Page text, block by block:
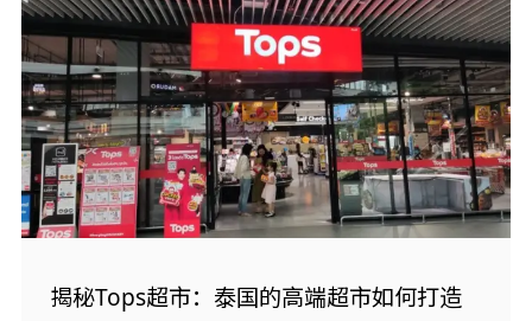
揭秘Tops超市：泰国的高端超市如何打造